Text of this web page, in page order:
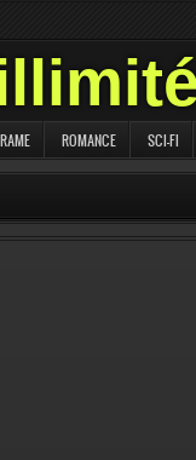
ROMANCE SCI-FI